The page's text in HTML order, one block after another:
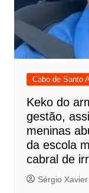
Cabo de Santo
Keko do
gestão,
meninas
da escola
cabral de
Sérgio Xavier